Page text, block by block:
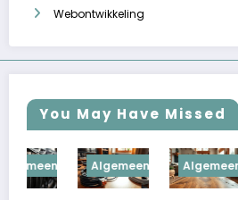
Webontwikkeling
You May Have Missed
Algemeen Algemeen